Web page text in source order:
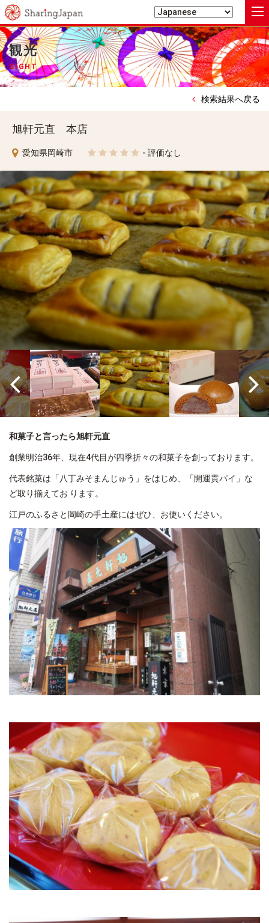
シェアリングジャパン
観光
SIGHT
検索結果へ戻る
旭軒元直 本店
愛知県岡崎市 - 評価なし
和菓子と言ったら旭軒元直
創業明治36年、現在4代目が四季折々の和菓子を創っております。
代表銘菓は「八丁みそまんじゅう」をはじめ、「開運貫パイ」な
ど取り揃えてお ります。
江戸のふるさと岡崎の手土産にはぜひ、お使いください。